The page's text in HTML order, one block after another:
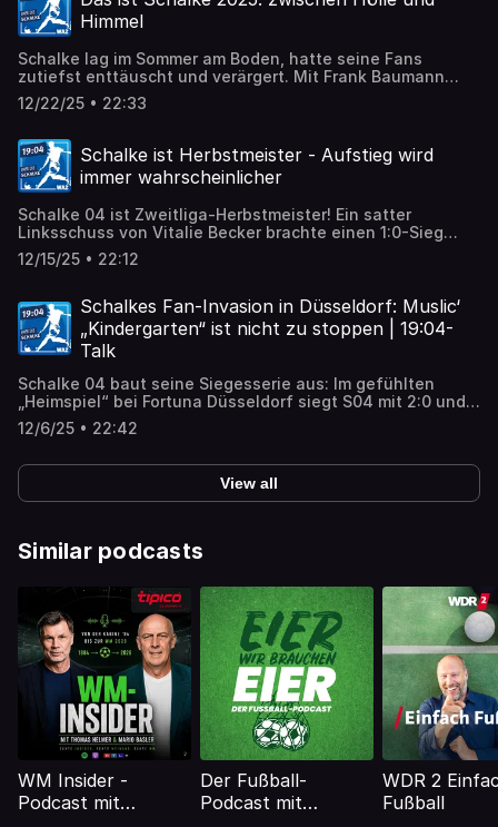
Himmel
Schalke lag im Sommer am Boden, hatte seine Fans
zutiefst enttäuscht und verärgert. Mit Frank Baumann
bekam der Club endlich wieder einen sportlichen
Fachmann. Jetzt ist S04 Herbstmeister.
12/22/25 • 22:33
Schalke ist Herbstmeister - Aufstieg wird
immer wahrscheinlicher
Schalke 04 ist Zweitliga-Herbstmeister! Ein satter
Linksschuss von Vitalie Becker brachte einen 1:0-Sieg
gegen den 1. FC Nürnberg.
12/15/25 • 22:12
Schalkes Fan-Invasion in Düsseldorf: Muslic‘
„Kindergarten“ ist nicht zu stoppen | 19:04-
Talk
Schalke 04 baut seine Siegesserie aus: Im gefühlten
„Heimspiel“ bei Fortuna Düsseldorf siegt S04 mit 2:0 und
bleibt Spitzenreiter.
12/6/25 • 22:42
View all
Similar podcasts
WM Insider -
Podcast mit
Der Fußball-
Podcast mit
WDR 2
Fußball